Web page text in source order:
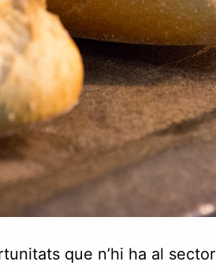
que n’hi ha al